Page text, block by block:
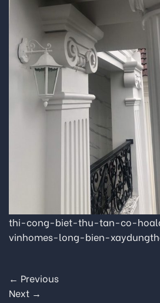
thi-cong-biet-thu-tan-co-
vinhomes-long-bien-
← Previous
Next →